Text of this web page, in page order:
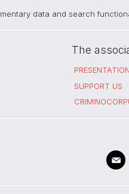
data and search
The
SUPPORT US